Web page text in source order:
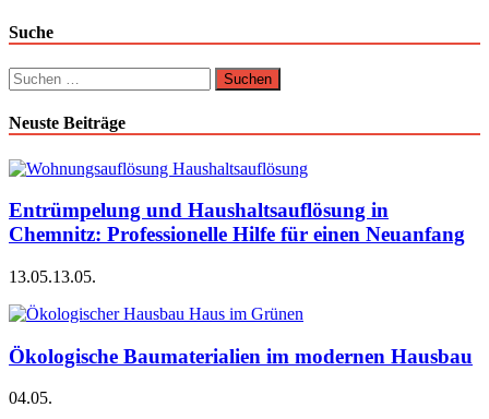
Suche
Suchen
nach:
Neuste Beiträge
Entrümpelung und Haushaltsauflösung in
Chemnitz: Professionelle Hilfe für einen Neuanfang
13.05.13.05.
Ökologische Baumaterialien im modernen Hausbau
04.05.